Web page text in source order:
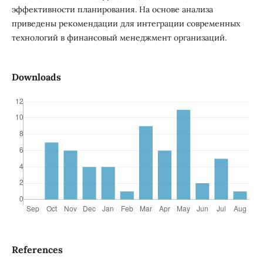
эффективности планирования. На основе анализа
приведены рекомендации для интеграции современных
технологий в финансовый менеджмент организаций.
Downloads
References